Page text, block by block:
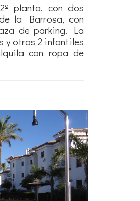
planta, con dos
la Barrosa, con
de parking. La
y otras 2 infantiles
con ropa de